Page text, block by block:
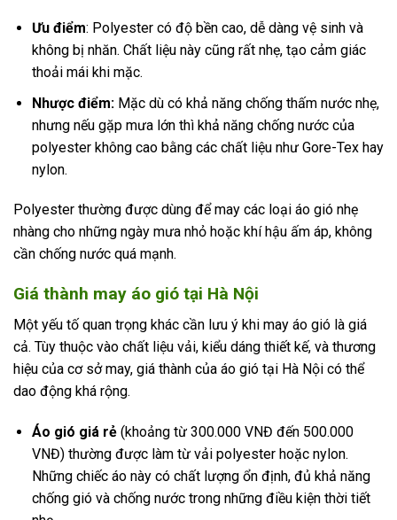
Ưu điểm: Polyester có độ bền cao, dễ dàng vệ sinh và
không bị nhăn. Chất liệu này cũng rất nhẹ, tạo cảm giác
thoải mái khi mặc.
Nhược điểm: Mặc dù có khả năng chống thấm nước nhẹ,
nhưng nếu gặp mưa lớn thì khả năng chống nước của
polyester không cao bằng các chất liệu như Gore-Tex hay
nylon.
Polyester thường được dùng để may các loại áo gió nhẹ
nhàng cho những ngày mưa nhỏ hoặc khí hậu ấm áp, không
cần chống nước quá mạnh.
Giá thành may áo gió tại Hà Nội
Một yếu tố quan trọng khác cần lưu ý khi may áo gió là giá
cả. Tùy thuộc vào chất liệu vải, kiểu dáng thiết kế, và thương
hiệu của cơ sở may, giá thành của áo gió tại Hà Nội có thể
dao động khá rộng.
Áo gió giá rẻ(khoảng từ 300.000 VNĐ đến 500.000
VNĐ) thường được làm từ vải polyester hoặc nylon.
Những chiếc áo này có chất lượng ổn định, đủ khả năng
chống gió và chống nước trong những điều kiện thời tiết